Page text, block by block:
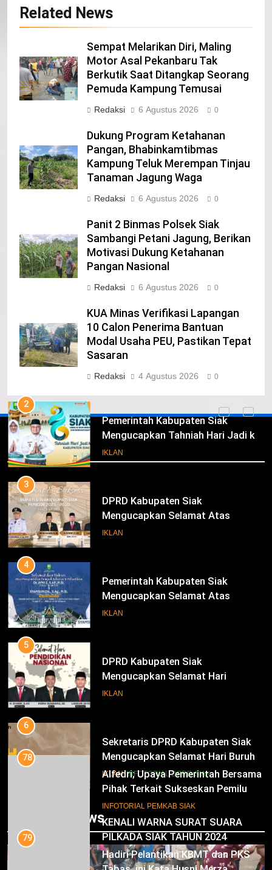
Related News
Sempat Melarikan Diri, Maling
Motor Asal Pekanbaru Tak
Berkutik Saat Ditangkap Seorang
Pemuda Kampung Temusai
Redaksi 6 Agustus 2026 0
Dukung Program Ketahanan
Pangan, Bhabinkamtibmas
Kampung Teluk Merempan Tinjau
Tanaman Jagung Waga
Redaksi 6 Agustus 2026 0
Panit 2 Binmas Polsek Siak
Sambangi Petani Jagung, Berikan
Motivasi Dukung Ketahanan
Pangan Nasional
Redaksi 6 Agustus 2026 0
KUA Minas Verifikasi Lapangan
10 Calon Penerima Bantuan
Modal Usaha PEU, Pastikan Tepat
Sasaran
Redaksi 4 Agustus 2026 0
Iklan
Selamat Hari Kebangkitan Nasional
IKLAN
21
Iklan Pemerintah Kabupaten Siak
22
NORMAN SILITONGA CALEG DPRD
PROVINSI DKI JAKARTA
23
NURGARAHA HARPAL NOVTEN, SH
CALON ANGGOTA DPRD PROVINSI
DKI JAKARTA
IKLAN
1
Pimpinan Beserta Anggota DPRD
Kabupaten Siak Mengucapkan
IKLAN
2
Pemerintah Kabupaten Siak
Mengucapkan Tahniah Hari Jadi ke-
26 Kabupaten Siak
IKLAN
3
DPRD Kabupaten Siak
Mengucapkan Selamat Atas
Pengambilan Sumpah Jabatan
IKLAN
4
Pemerintah Kabupaten Siak
Mengucapkan Selamat Atas
Pengambilan Sumpah Jabatan
IKLAN
5
DPRD Kabupaten Siak
Mengucapkan Selamat Hari
Pendidikan Nasional
IKLAN
6
Sekretaris DPRD Kabupaten Siak
Mengucapkan Selamat Hari Buruh
IKLAN INFOTORIAL DPRD SIAK
KENALI WARNA SURAT SUARA
PILKADA SIAK TAHUN 2024
IKLAN
Trending News
78
Alfedri; Upaya Pemerintah Bersama
Pihak Terkait Sukseskan Pemilu
2024
INFOTORIAL PEMKAB SIAK
79
Hadiri Pelantikan KBMT dan PKS